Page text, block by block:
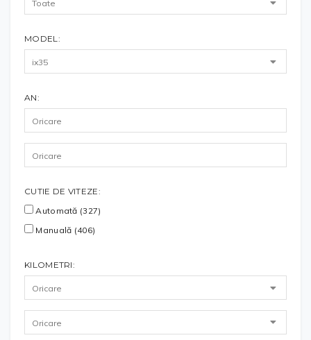
MODEL:
AN:
CUTIE DE VITEZE:
Automată (327)
Manuală (406)
KILOMETRI: